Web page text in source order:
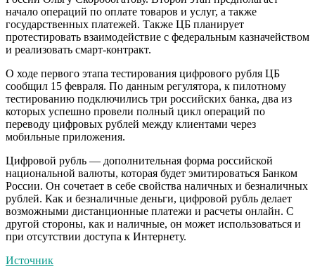
начало операций по оплате товаров и услуг, а также
государственных платежей. Также ЦБ планирует
протестировать взаимодействие с федеральным казначейством
и реализовать смарт-контракт.
О ходе первого этапа тестирования цифрового рубля ЦБ
сообщил 15 февраля. По данным регулятора, к пилотному
тестированию подключились три российских банка, два из
которых успешно провели полный цикл операций по
переводу цифровых рублей между клиентами через
мобильные приложения.
Цифровой рубль — дополнительная форма российской
национальной валюты, которая будет эмитироваться Банком
России. Он сочетает в себе свойства наличных и безналичных
рублей. Как и безналичные деньги, цифровой рубль делает
возможными дистанционные платежи и расчеты онлайн. С
другой стороны, как и наличные, он может использоваться и
при отсутствии доступа к Интернету.
Источник